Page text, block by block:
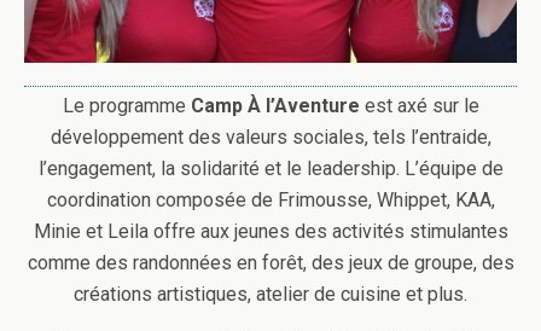
Le programme Camp À l’Aventure est axé sur le
développement des valeurs sociales, tels l’entraide,
l’engagement, la solidarité et le leadership. L’équipe de
coordination composée de Frimousse, Whippet, KAA,
Minie et Leila offre aux jeunes des activités stimulantes
comme des randonnées en forêt, des jeux de groupe, des
créations artistiques, atelier de cuisine et plus.